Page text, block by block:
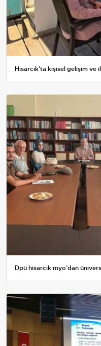
Hisarcık'ta kişisel gelişim ve
Dpü hisarcık myo’dan